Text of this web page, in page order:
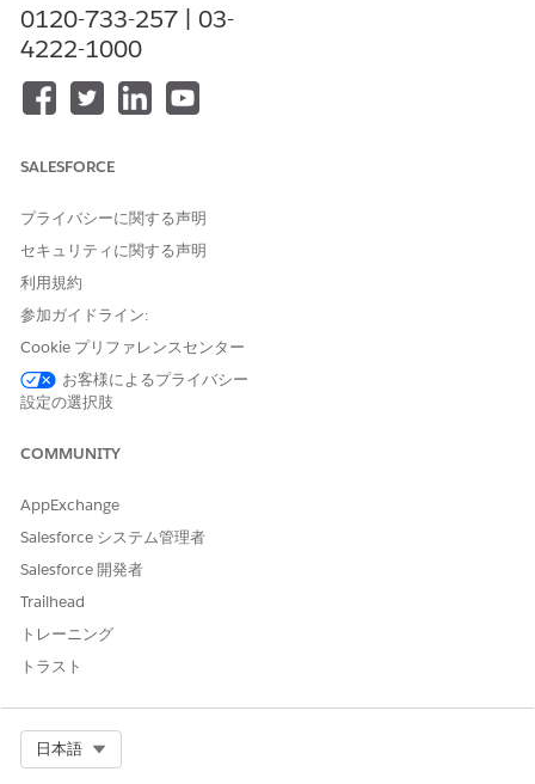
受入属性
このテンプレートの受入フォームでは、従業員からの詳細を取得
しません。
自動履行
行フローが含まれます。Flow Builder でこのフローを拡張して、
自動マネージャー承認や在庫確認などのカスタムロジックを含め
ることができます。
Integration の制限と考慮事項」
インテグレーションを使用します。このインテグレーションを使
用するには、Okta ログイン情報が設定されていることを確認しま
クタ」を参照してください。
この記事で問題は解決されましたか?
0120-733-257 | 03-
4222-1000
SALESFORCE
プライバシーに関する声明
セキュリティに関する声明
利用規約
参加ガイドライン:
Cookie プリファレンスセンター
お客様によるプライバシー
設定の選択肢
COMMUNITY
AppExchange
Salesforce システム管理者
Salesforce 開発者
Trailhead
トレーニング
トラスト
日本語